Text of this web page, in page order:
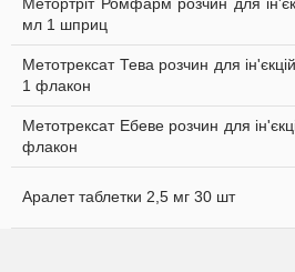
мл 1 шприц
Метотрексат Тева розчин для
1 флакон
Метотрексат Ебеве розчин для
флакон
Аралет таблетки 2,5 мг 30 шт